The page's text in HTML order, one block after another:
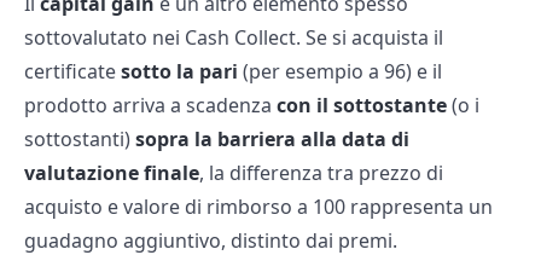
sottovalutato nei Cash Collect. Se si acquista il
certificatesotto la pari (per esempio a 96) e il
prodotto arriva a scadenza con il sottostante(o i
sottostanti)sopra la barriera alla data di
valutazione finale, la differenza tra prezzo di
acquisto e valore di rimborso a 100 rappresenta un
guadagno aggiuntivo, distinto dai premi.